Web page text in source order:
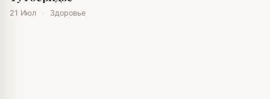
21 Июл · Здоровье